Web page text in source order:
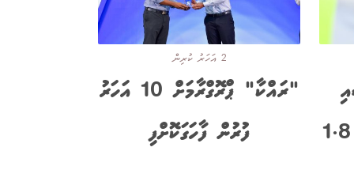
އީރާނަށް ކުރެއްވި ދަތުރަށް 1.8
2 އަހަރު ކުރިން
"ރައްކާ" ޕްރޮގްރާމަށް 10 އަހަރު
ފުރުން ފާހަގަކޮށްފި